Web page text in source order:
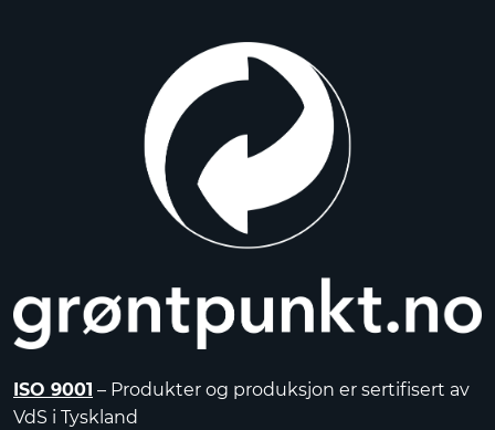
ISO 9001 – Produkter og produksjon er sertifisert av
VdS i Tyskland